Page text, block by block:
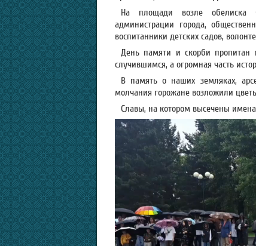
На площади возле обелиска
администрации города,
воспитанники детских садов,
День памяти и скорби пропитан
случившимся, а огромная часть
В память о наших земляках,
молчания горожане возложили
Славы, на котором высечены
Видеоплеер